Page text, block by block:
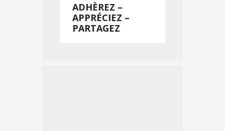
ADHÈREZ –
APPRÉCIEZ –
PARTAGEZ